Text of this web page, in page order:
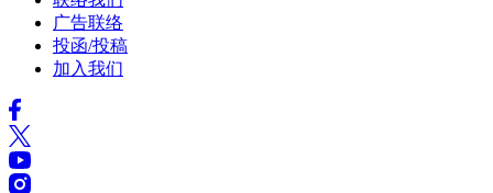
广告联络
投函/投稿
加入我们